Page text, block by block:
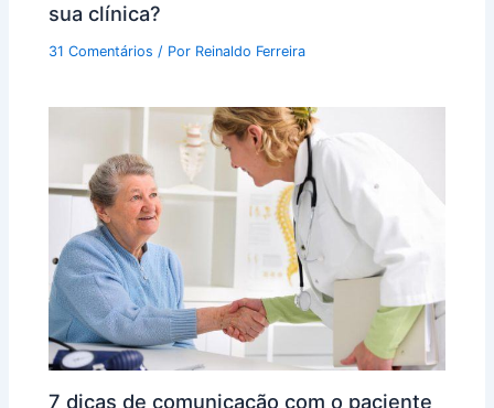
sua clínica?
31 Comentários / Por Reinaldo Ferreira
7 dicas de comunicação com o paciente